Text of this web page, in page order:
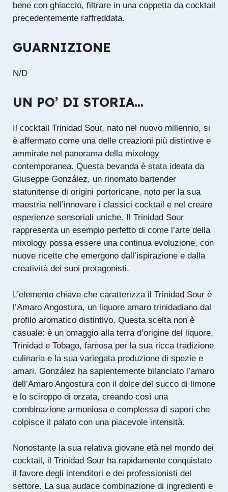
bene con ghiaccio, filtrare in una coppetta da cocktail
precedentemente raffreddata.
GUARNIZIONE
N/D
UN PO’ DI STORIA…
Il cocktail Trinidad Sour, nato nel nuovo millennio, si
è affermato come una delle creazioni più distintive e
ammirate nel panorama della mixology
contemporanea. Questa bevanda è stata ideata da
Giuseppe González, un rinomato bartender
statunitense di origini portoricane, noto per la sua
maestria nell’innovare i classici cocktail e nel creare
esperienze sensoriali uniche. Il Trinidad Sour
rappresenta un esempio perfetto di come l’arte della
mixology possa essere una continua evoluzione, con
nuove ricette che emergono dall’ispirazione e dalla
creatività dei suoi protagonisti.
L’elemento chiave che caratterizza il Trinidad Sour è
l’Amaro Angostura, un liquore amaro trinidadiano dal
profilo aromatico distintivo. Questa scelta non è
casuale: è un omaggio alla terra d’origine del liquore,
Trinidad e Tobago, famosa per la sua ricca tradizione
culinaria e la sua variegata produzione di spezie e
amari. González ha sapientemente bilanciato l’amaro
dell’Amaro Angostura con il dolce del succo di limone
e lo sciroppo di orzata, creando così una
combinazione armoniosa e complessa di sapori che
colpisce il palato con una piacevole intensità.
Nonostante la sua relativa giovane età nel mondo dei
cocktail, il Trinidad Sour ha rapidamente conquistato
il favore degli intenditori e dei professionisti del
settore. La sua audace combinazione di ingredienti e